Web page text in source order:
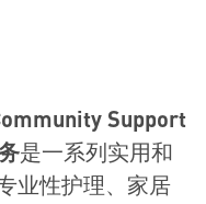
Support
是一系列实用和
业性护理、家居